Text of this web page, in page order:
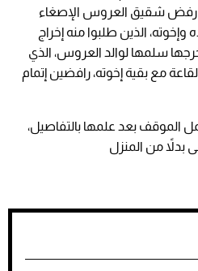
رفض شقيق العروس الإصغاء
وإخوته، الذين طلبوا منه إخراج
سلمها لوالد العروس، الذي
مع بقية إخوته، رافضين إتمام
الموقف بعد علمها بالتفاصيل،
بدلاً من المنزل